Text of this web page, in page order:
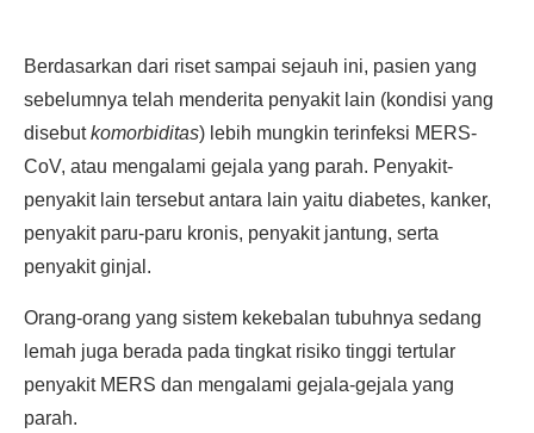
Berdasarkan dari riset sampai sejauh ini, pasien yang
sebelumnya telah menderita penyakit lain (kondisi yang
disebutkomorbiditas) lebih mungkin terinfeksi MERS-
CoV, atau mengalami gejala yang parah. Penyakit-
penyakit lain tersebut antara lain yaitu diabetes, kanker,
penyakit paru-paru kronis, penyakit jantung, serta
penyakit ginjal.
Orang-orang yang sistem kekebalan tubuhnya sedang
lemah juga berada pada tingkat risiko tinggi tertular
penyakit MERS dan mengalami gejala-gejala yang
parah.